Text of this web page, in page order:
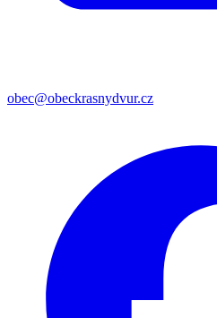
obec@obeckrasnydvur.cz